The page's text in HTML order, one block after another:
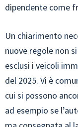
dipendente come
Un chiarimento
nuove regole non
esclusi i veicoli
del 2025. Vi è
cui si possono
ad esempio se